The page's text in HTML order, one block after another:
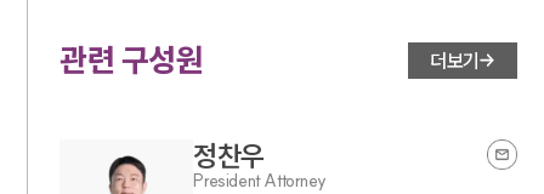
관련 구성원 더보기
정찬우
President Attorney